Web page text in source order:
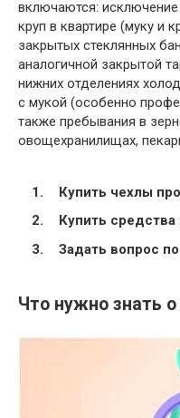
включаются:
круп в квартире (муку и
закрытых стеклянных
аналогичной закрытой
нижних отделениях
с мукой (особенно
также пребывания в
овощехранилищах,
Купить чехлы
Купить
Задать вопрос
Что нужно знать